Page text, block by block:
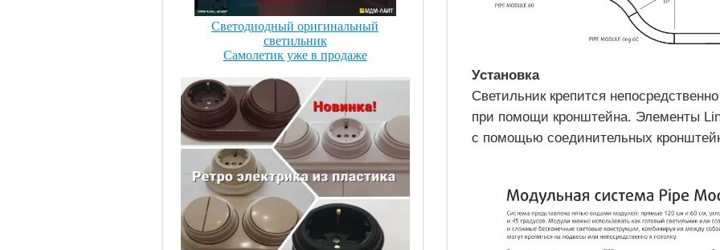
Светодиодный оригинальный
светильник
Самолетик уже в продаже
Установка
Светильник крепится
при помощи кронштейна. Элементы
с помощью соединительных